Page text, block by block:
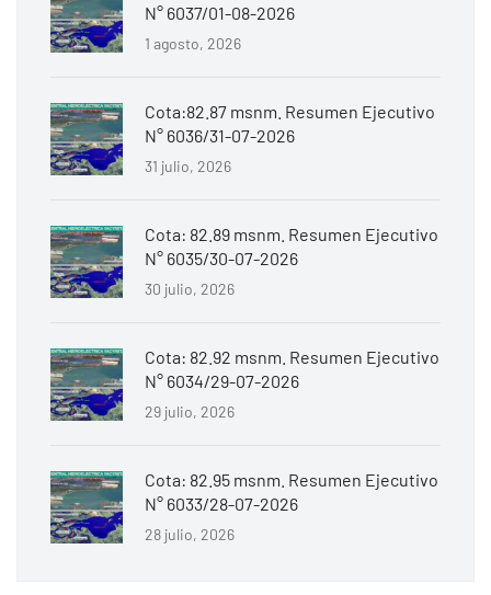
N° 6037/01-08-2026
1 agosto, 2026
Cota:82.87 msnm. Resumen Ejecutivo
N° 6036/31-07-2026
31 julio, 2026
Cota: 82.89 msnm. Resumen Ejecutivo
N° 6035/30-07-2026
30 julio, 2026
Cota: 82.92 msnm. Resumen Ejecutivo
N° 6034/29-07-2026
29 julio, 2026
Cota: 82.95 msnm. Resumen Ejecutivo
N° 6033/28-07-2026
28 julio, 2026